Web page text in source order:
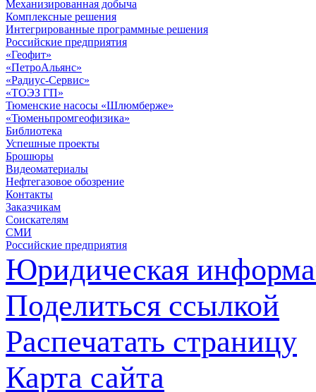
Механизированная добыча
Комплексные решения
Интегрированные программные решения
Российские предприятия
«Геофит»
«ПетроАльянс»
«Радиус-Сервис»
«ТОЭЗ ГП»
Тюменские насосы «Шлюмберже»
«Тюменьпромгеофизика»
Библиотека
Успешные проекты
Брошюры
Видеоматериалы
Нефтегазовое обозрение
Контакты
Заказчикам
Соискателям
СМИ
Российские предприятия
Юридическая
Поделиться ссылкой
Распечатать страницу
Карта сайта